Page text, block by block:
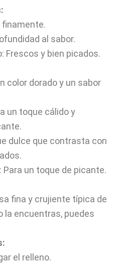
finamente.
al sabor.
Frescos y bien picados.
color dorado y un sabor
un toque cálido y
dulce que contrasta con
Para un toque de picante.
fina y crujiente típica de
la encuentras, puedes
el relleno.